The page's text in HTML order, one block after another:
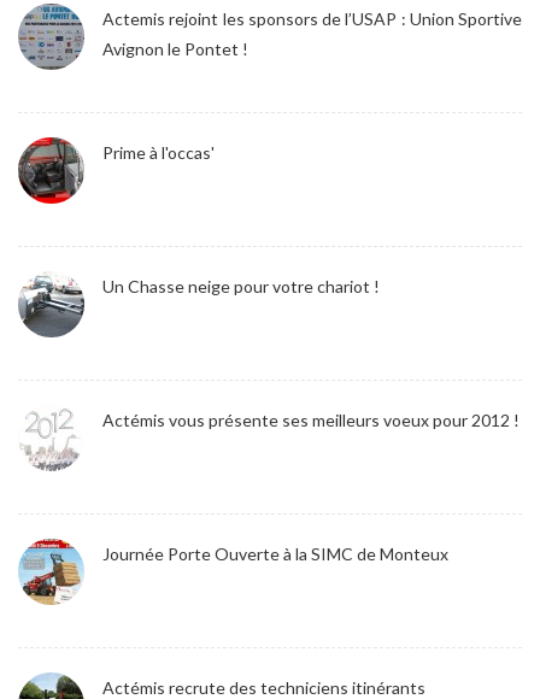
Actemis rejoint les sponsors de l’USAP : Union Sportive
Avignon le Pontet !
Prime à l'occas'
Un Chasse neige pour votre chariot !
Actémis vous présente ses meilleurs voeux pour 2012 !
Journée Porte Ouverte à la SIMC de Monteux
Actémis recrute des techniciens itinérants